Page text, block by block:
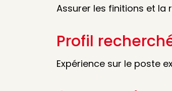
Assurer les finitions et la
Profil
Expérience sur le poste